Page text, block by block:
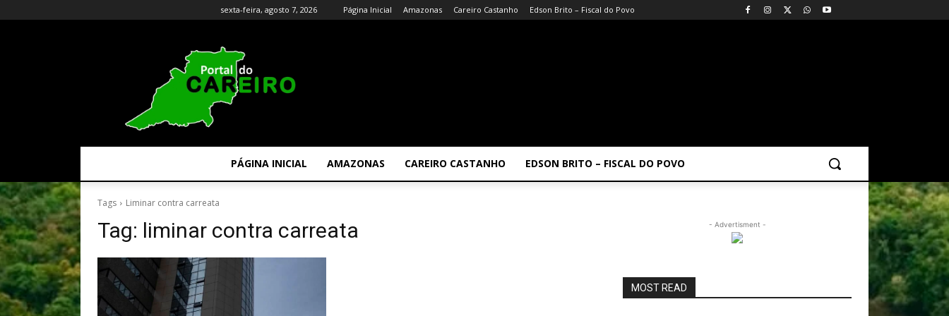
sexta-feira, agosto 7, 2026 Página Inicial Amazonas Careiro Castanho Edson Brito – Fiscal do Povo
PÁGINA INICIAL AMAZONAS CAREIRO CASTANHO EDSON BRITO – FISCAL DO POVO
Tags Liminar contra carreata
Tag: liminar contra carreata - Advertisment -
MOST READ